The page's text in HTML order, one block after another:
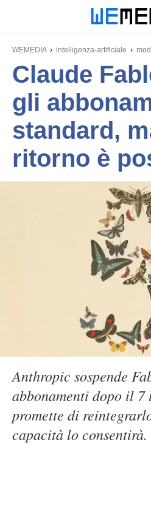
WEMEDIA intelligenza-artificiale
Claude
gli
standard,
ritorno è
Anthropic sospende
abbonamenti dopo il 7
promette di
capacità lo consentirà.